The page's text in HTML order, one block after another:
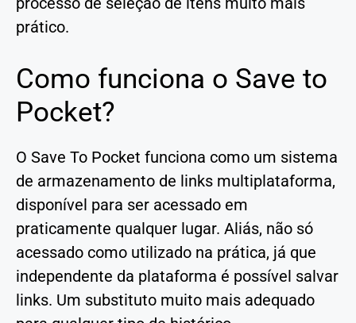
prático.
Como funciona o Save to
Pocket?
O Save To Pocket funciona como um sistema
de armazenamento de links multiplataforma,
disponível para ser acessado em
praticamente qualquer lugar. Aliás, não só
acessado como utilizado na prática, já que
independente da plataforma é possível salvar
links. Um substituto muito mais adequado